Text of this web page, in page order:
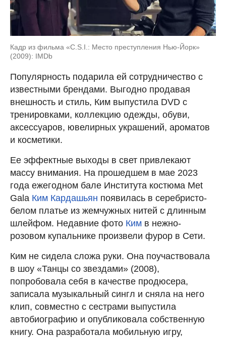
Кадр из фильма «C.S.I.: Место преступления Нью-Йорк»
(2009): IMDb
Популярность подарила ей сотрудничество с
известными брендами. Выгодно продавая
внешность и стиль, Ким выпустила DVD с
тренировками, коллекцию одежды, обуви,
аксессуаров, ювелирных украшений, ароматов
и косметики.
Ее эффектные выходы в свет привлекают
массу внимания. На прошедшем в мае 2023
года ежегодном бале Института костюма Met
Gala Ким Кардашьян появилась в серебристо-
белом платье из жемчужных нитей с длинным
шлейфом. Недавние фото Ким в нежно-
розовом купальнике произвели фурор в Сети.
Ким не сидела сложа руки. Она поучаствовала
в шоу «Танцы со звездами» (2008),
попробовала себя в качестве продюсера,
записала музыкальный сингл и сняла на него
клип, совместно с сестрами выпустила
автобиографию и опубликовала собственную
книгу. Она разработала мобильную игру,